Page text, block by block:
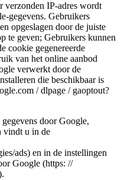
verzonden IP-adres wordt
gegevens. Gebruikers
opgeslagen door de juiste
te geven; Gebruikers kunnen
cookie gegenereerde
van het online aanbod
verwerkt door de
die beschikbaar is
/ dlpage / gaoptout?
door Google,
vindt u in de
ads) en in de instellingen
Google (https: //